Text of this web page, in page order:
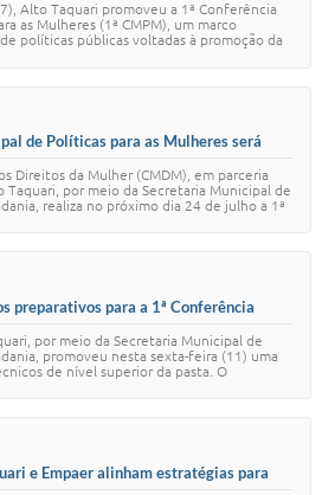
Alto Taquari promoveu a 1ª Conferência
as Mulheres (1ª CMPM), um marco
políticas públicas voltadas à promoção da
de Políticas para as Mulheres será
Direitos da Mulher (CMDM), em parceria
por meio da Secretaria Municipal de
realiza no próximo dia 24 de julho a 1ª
preparativos para a 1ª Conferência
por meio da Secretaria Municipal de
promoveu nesta sexta-feira (11) uma
de nível superior da pasta. O
e Empaer alinham estratégias para